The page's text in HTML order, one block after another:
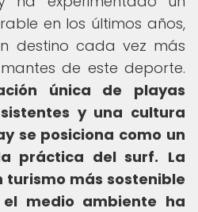
en los últimos años,
destino cada vez más
de este deporte.
única de playas
y una cultura
se posiciona como un
práctica del surf. La
turismo más sostenible
medio ambiente ha